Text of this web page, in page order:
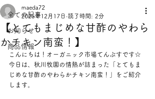
全ての記事
お知らせ
商品情報
【とてもまじめな甘酢のやわら
かチキン南蛮！】
maeda72
2025年12月17日 読了時間: 2分
こんにちは！オーガニック市場てんぶすです☆
今日は、秋川牧園の情熱が詰まった「とてもま
じめな甘酢のやわらかチキン南蛮！」をご紹介
します。